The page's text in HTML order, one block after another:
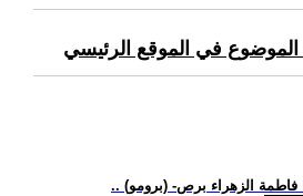
الموضوع في الموقع الرئيسي
: فاطمة الزهراء برص